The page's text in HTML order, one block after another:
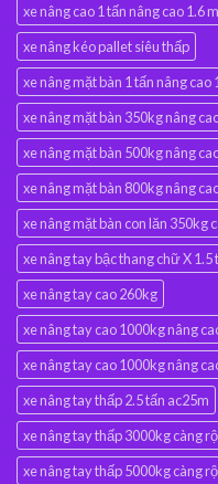
xe nâng cao 1 tấn nâng cao 1.6
xe nâng kéo pallet siêu thấp
xe nâng mặt bàn 1 tấn nâng cao
xe nâng mặt bàn 350kg nâng
xe nâng mặt bàn 500kg nâng
xe nâng mặt bàn 800kg nâng
xe nâng mặt bàn con lăn 350kg
xe nâng tay bậc thang chữ X 1.5
xe nâng tay cao 260kg
xe nâng tay cao 1000kg nâng
xe nâng tay cao 1000kg nâng
xe nâng tay thấp 2.5 tấn ac25m
xe nâng tay thấp 3000kg càng
xe nâng tay thấp 5000kg càng